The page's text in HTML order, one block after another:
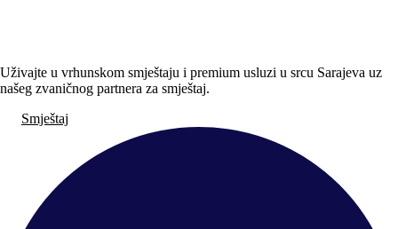
Uživajte u vrhunskom smještaju i premium usluzi u srcu Sarajeva uz
našeg zvaničnog partnera za smještaj.
Smještaj